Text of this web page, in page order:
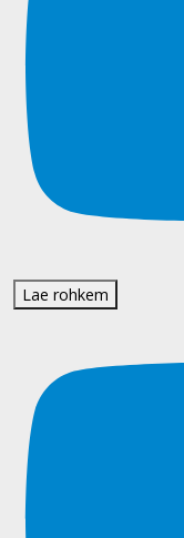
Lae rohkem